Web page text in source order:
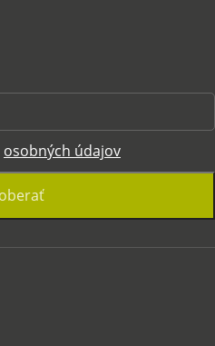
osobných údajov